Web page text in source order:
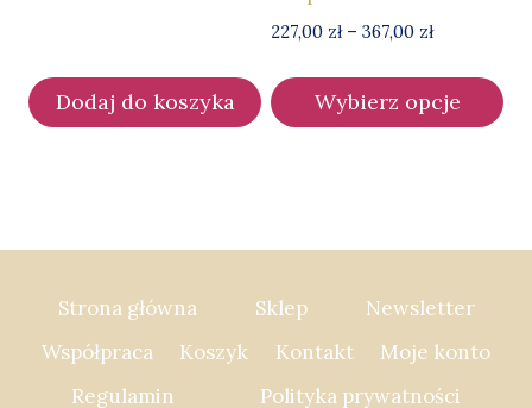
wybrać
na
Opcje
wybrać
na
Dodaj do koszyka
227,00 zł – 367,00 złZakres
227,00 zł
Wybierz opcje
Opcje
wybrać
na
Strona główna Sklep
Newsletter
Współpraca
Koszyk Kontakt
Moje konto
Regulamin
Polityka prywatności